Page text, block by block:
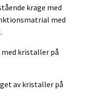
krage med
med
kristaller på
av kristaller på